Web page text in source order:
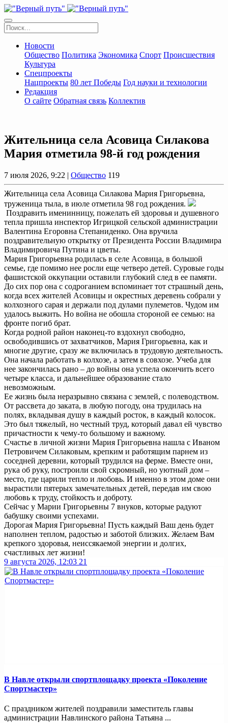
Новости
Общество Политика Экономика Спорт Происшествия
Культура
Спецпроекты
Нацпроекты 80 лет Победы Год науки и технологии
Редакция
О сайте Обратная связь Коллектив
Жительница села Асовица Силакова
Мария отметила 98-й год рождения
7 июля 2026, 9:22 | Общество 119
Жительница села Асовица Силакова Мария Григорьевна,
труженица тыла, в июле отметила 98 год рождения.
Поздравить именинницу, пожелать ей здоровья и душевного
тепла пришла инспектор Игрицкой сельской администрации
Валентина Егоровна Степаниденко. Она вручила
поздравительную открытку от Президента России Владимира
Владимировича Путина и цветы.
Мария Григорьевна родилась в селе Асовица, в большой
семье, где помимо нее росли еще четверо детей. Суровые годы
фашистской оккупации оставили глубокий след в ее памяти.
До сих пор она с содроганием вспоминает тот страшный день,
когда всех жителей Асовицы и окрестных деревень собрали у
колхозного сарая и держали под дулами пулеметов. Чудом им
удалось выжить. Но война не обошла стороной ее семью: на
фронте погиб брат.
Когда родной район наконец-то вздохнул свободно,
освободившись от захватчиков, Мария Григорьевна, как и
многие другие, сразу же включилась в трудовую деятельность.
Она начала работать в колхозе, а затем в совхозе. Учеба для
нее закончилась рано – до войны она успела окончить всего
четыре класса, и дальнейшее образование стало
невозможным.
Ее жизнь была неразрывно связана с землей, с полеводством.
От рассвета до заката, в любую погоду, она трудилась на
полях, вкладывая душу в каждый росток, в каждый колосок.
Это был тяжелый, но честный труд, который давал ей чувство
причастности к чему-то большому и важному.
Счастье в личной жизни Мария Григорьевна нашла с Иваном
Петровичем Силаковым, крепким и работящим парнем из
соседней деревни, который трудился на ферме. Вместе они,
рука об руку, построили свой скромный, но уютный дом –
место, где царили тепло и любовь. И именно в этом доме они
вырастили пятерых замечательных детей, передав им свою
любовь к труду, стойкость и доброту.
Сейчас у Марии Григорьевны 7 внуков, которые радуют
бабушку своими успехами.
Дорогая Мария Григорьевна! Пусть каждый Ваш день будет
наполнен теплом, радостью и заботой близких. Желаем Вам
крепкого здоровья, неиссякаемой энергии и долгих,
счастливых лет жизни!
9 августа 2026, 12:03 21
В Навле открыли спортплощадку проекта «Поколение
Спортмастер»
С праздником жителей поздравили заместитель главы
администрации Навлинского района Татьяна ...